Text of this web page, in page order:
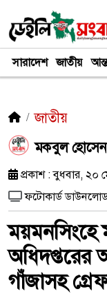
সারাদেশ জাতীয়
জাতীয়
মকবুল হোসেন,
প্রকাশ : বুধবার, ২০
ফটোকার্ড
ময়মনসিংহে
অধিদপ্তরের
গাঁজাসহ